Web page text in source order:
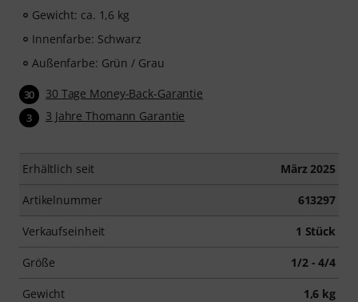
Gewicht: ca. 1,6 kg
Innenfarbe: Schwarz
Außenfarbe: Grün / Grau
30 30 Tage Money-Back-Garantie
3 3 Jahre Thomann Garantie
Erhältlich seit März 2025
Artikelnummer 613297
Verkaufseinheit 1 Stück
Größe 1/2 - 4/4
Gewicht 1,6 kg